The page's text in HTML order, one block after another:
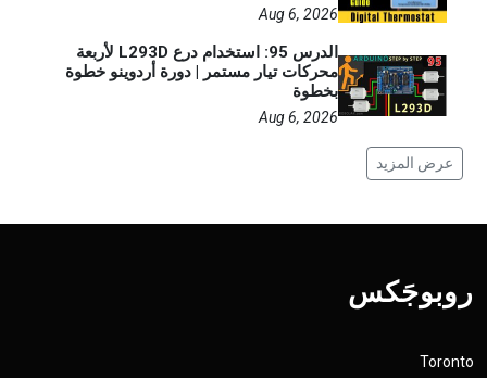
Aug 6, 2026
الدرس 95: استخدام درع L293D لأربعة
محركات تيار مستمر | دورة أردوينو خطوة
بخطوة
Aug 6, 2026
عرض المزيد
روبوجَکس
Toronto